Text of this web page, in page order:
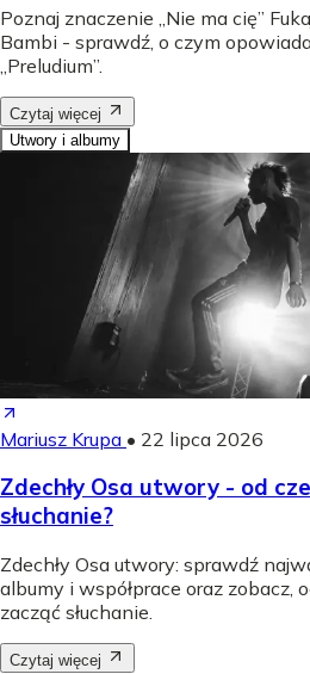
Poznaj znaczenie „Nie ma cię”
Bambi - sprawdź, o czym
„Preludium”.
Czytaj więcej
Utwory i albumy
Mariusz Krupa • 22 lipca 2026
Zdechły Osa utwory - od
słuchanie?
Zdechły Osa utwory: sprawdź
albumy i współprace oraz zobacz,
zacząć słuchanie.
Czytaj więcej